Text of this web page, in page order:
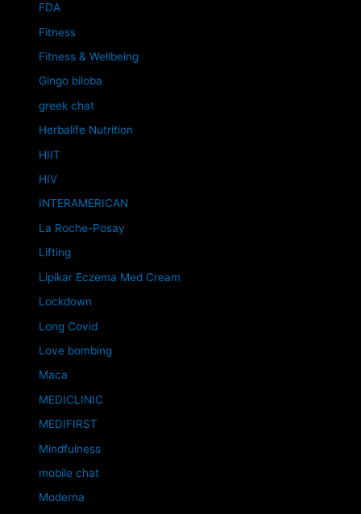
FDA
Fitness
Fitness & Wellbeing
Gingo biloba
greek chat
Herbalife Nutrition
HIIT
HIV
INTERAMERICAN
La Roche-Posay
Lifting
Lipikar Eczema Med Cream
Lockdown
Long Covid
Love bombing
Maca
MEDICLINIC
MEDIFIRST
Mindfulness
mobile chat
Moderna